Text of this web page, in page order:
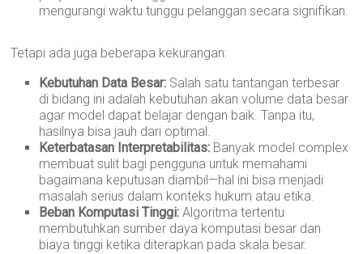
mengurangi waktu tunggu pelanggan secara signifikan.
Tetapi ada juga beberapa kekurangan:
Kebutuhan Data Besar: Salah satu tantangan terbesar
di bidang ini adalah kebutuhan akan volume data besar
agar model dapat belajar dengan baik. Tanpa itu,
hasilnya bisa jauh dari optimal.
Keterbatasan Interpretabilitas: Banyak model complex
membuat sulit bagi pengguna untuk memahami
bagaimana keputusan diambil—hal ini bisa menjadi
masalah serius dalam konteks hukum atau etika.
Beban Komputasi Tinggi: Algoritma tertentu
membutuhkan sumber daya komputasi besar dan
biaya tinggi ketika diterapkan pada skala besar.